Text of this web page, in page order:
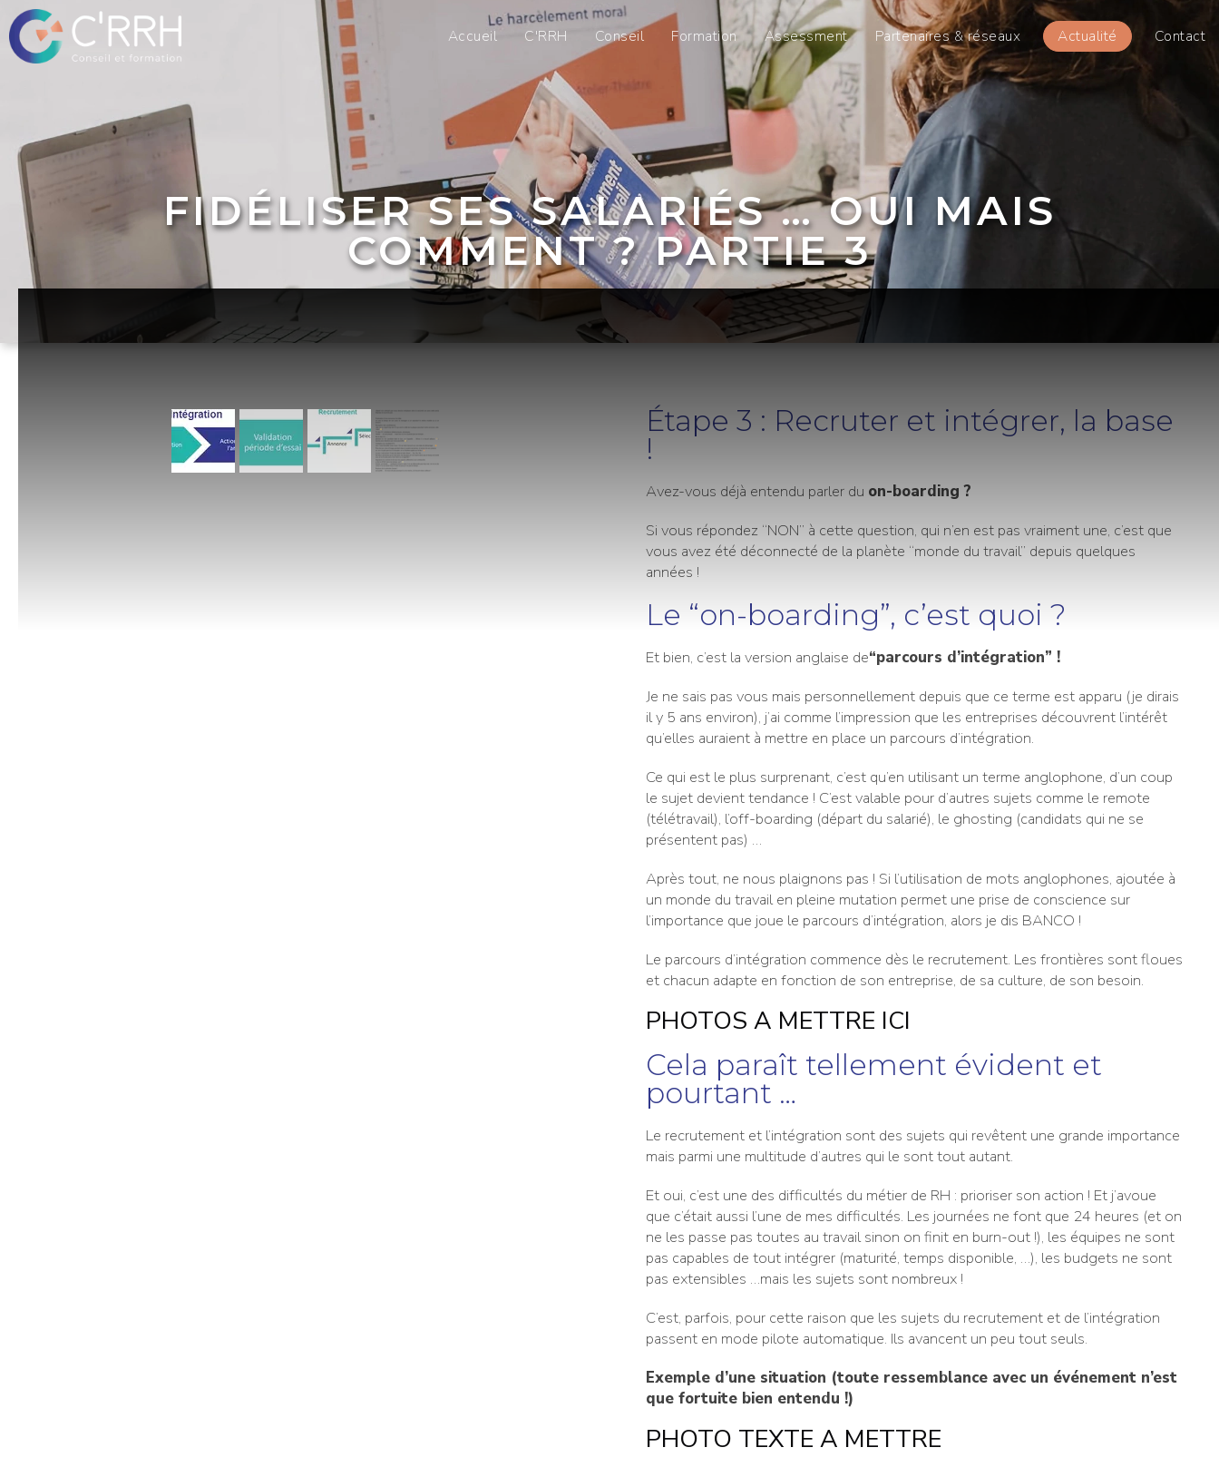
Accueil C'RRH Conseil Formation Assessment Partenaires & réseaux Actualité Contact
FIDÉLISER SES SALARIÉS … OUI MAIS
COMMENT ? PARTIE 3
Étape 3 : Recruter et intégrer, la base
!
Avez-vous déjà entendu parler du on-boarding ?
Si vous répondez “NON” à cette question, qui n’en est pas vraiment une, c’est que
vous avez été déconnecté de la planète “monde du travail” depuis quelques
années !
Le “on-boarding”, c’est quoi ?
Et bien, c’est la version anglaise de“parcours d’intégration” !
Je ne sais pas vous mais personnellement depuis que ce terme est apparu (je dirais
il y 5 ans environ), j’ai comme l’impression que les entreprises découvrent l’intérêt
qu’elles auraient à mettre en place un parcours d’intégration.
Ce qui est le plus surprenant, c’est qu’en utilisant un terme anglophone, d’un coup
le sujet devient tendance ! C’est valable pour d’autres sujets comme le remote
(télétravail), l’off-boarding (départ du salarié), le ghosting (candidats qui ne se
présentent pas) …
Après tout, ne nous plaignons pas ! Si l’utilisation de mots anglophones, ajoutée à
un monde du travail en pleine mutation permet une prise de conscience sur
l’importance que joue le parcours d’intégration, alors je dis BANCO !
Le parcours d’intégration commence dès le recrutement. Les frontières sont floues
et chacun adapte en fonction de son entreprise, de sa culture, de son besoin.
PHOTOS A METTRE ICI
Cela paraît tellement évident et
pourtant …
Le recrutement et l’intégration sont des sujets qui revêtent une grande importance
mais parmi une multitude d’autres qui le sont tout autant.
Et oui, c’est une des difficultés du métier de RH : prioriser son action ! Et j’avoue
que c’était aussi l’une de mes difficultés. Les journées ne font que 24 heures (et on
ne les passe pas toutes au travail sinon on finit en burn-out !), les équipes ne sont
pas capables de tout intégrer (maturité, temps disponible, …), les budgets ne sont
pas extensibles …mais les sujets sont nombreux !
C’est, parfois, pour cette raison que les sujets du recrutement et de l’intégration
passent en mode pilote automatique. Ils avancent un peu tout seuls.
Exemple d’une situation (toute ressemblance avec un événement n’est
que fortuite bien entendu !)
PHOTO TEXTE A METTRE